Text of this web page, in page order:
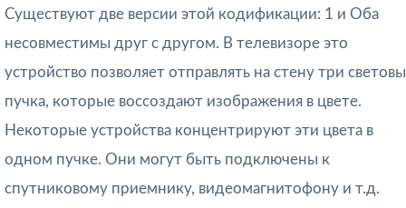
Существуют две версии этой кодификации: 1 и Оба
несовместимы друг с другом. В телевизоре это
устройство позволяет отправлять на стену три
пучка, которые воссоздают изображения в цвете.
Некоторые устройства концентрируют эти цвета в
одном пучке. Они могут быть подключены к
спутниковому приемнику, видеомагнитофону и т.д.